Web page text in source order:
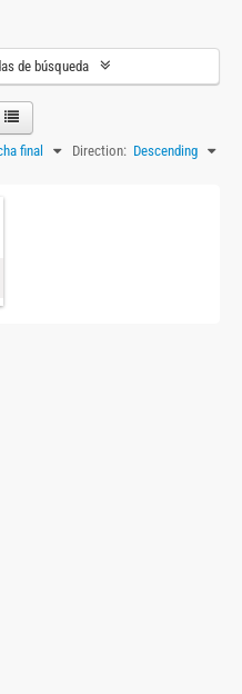
de búsqueda
final Direction: Descending